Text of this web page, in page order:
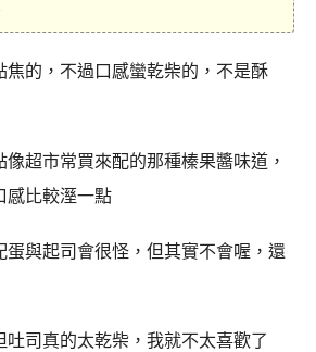
焦的，不過口感蠻乾柴的，不是酥
超市常買來配的那種榛果醬味道，
感比較溼一點
蛋與起司會很怪，但其實不會喔，還
吐司真的太乾柴，我就不太喜歡了